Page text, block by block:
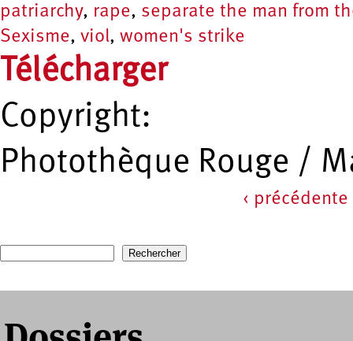
patriarchy, rape, separate the man from
Sexisme, viol, women's strike
Télécharger
Copyright:
Photothèque Rouge /
‹ précédente
Formulaire de recherche